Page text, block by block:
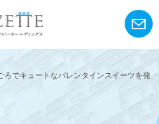
ろでキュートなバレンタインスイーツを発